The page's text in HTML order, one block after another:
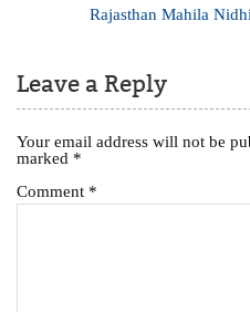
Rajasthan Mahila
Leave a Reply
Your email address will not be
marked *
Comment *